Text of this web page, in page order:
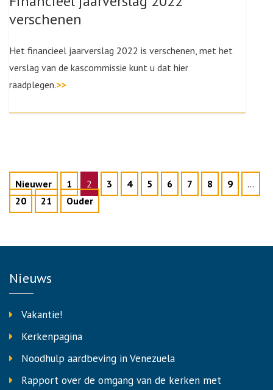
verschenen
Het financieel jaarverslag 2022 is verschenen, met het
verslag van de kascommissie kunt u dat hier
raadplegen.>>
Nieuwer 1 2 3 4 5 6 7 8 9
…
20
21 Ouder
Nieuws
Vakantie!
Kerkenpagina
Noodhulp aardbeving in Venezuela
Rapport over de omgang van de kerken met